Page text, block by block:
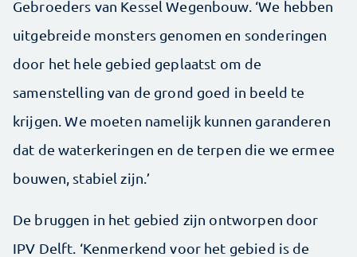
Gebroeders van Kessel Wegenbouw. ‘We hebben
uitgebreide monsters genomen en sonderingen
door het hele gebied geplaatst om de
samenstelling van de grond goed in beeld te
krijgen. We moeten namelijk kunnen garanderen
dat de waterkeringen en de terpen die we ermee
bouwen, stabiel zijn.’
De bruggen in het gebied zijn ontworpen door
IPV Delft. ‘Kenmerkend voor het gebied is de